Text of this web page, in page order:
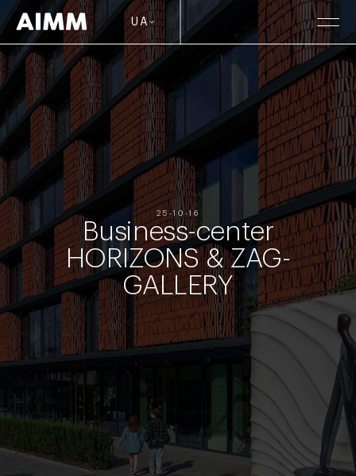
UA
25-10-16
Business-center
HORIZONS & ZAG-
GALLERY